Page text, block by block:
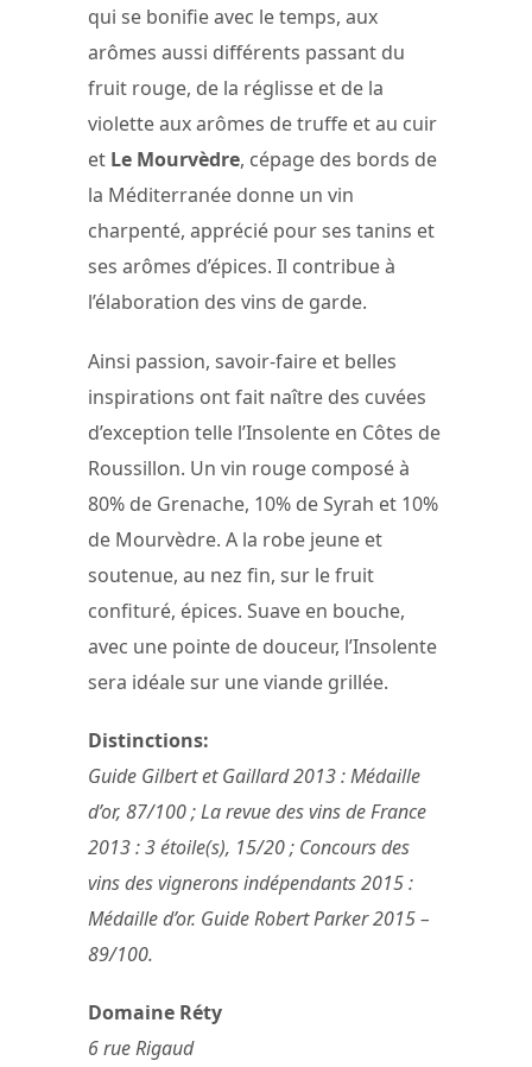
qui se bonifie avec le temps, aux
arômes aussi différents passant du
fruit rouge, de la réglisse et de la
violette aux arômes de truffe et au cuir
et Le Mourvèdre, cépage des bords de
la Méditerranée donne un vin
charpenté, apprécié pour ses tanins et
ses arômes d’épices. Il contribue à
l’élaboration des vins de garde.
Ainsi passion, savoir-faire et belles
inspirations ont fait naître des cuvées
d’exception telle l’Insolente en Côtes de
Roussillon. Un vin rouge composé à
80% de Grenache, 10% de Syrah et 10%
de Mourvèdre. A la robe jeune et
soutenue, au nez fin, sur le fruit
confituré, épices. Suave en bouche,
avec une pointe de douceur, l’Insolente
sera idéale sur une viande grillée.
Distinctions:
Guide Gilbert et Gaillard 2013 : Médaille
d’or, 87/100 ; La revue des vins de France
2013 : 3 étoile(s), 15/20 ; Concours des
vins des vignerons indépendants 2015 :
Médaille d’or. Guide Robert Parker 2015 –
89/100.
Domaine Réty
6 rue Rigaud